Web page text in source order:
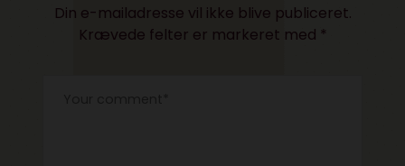
Din e-mailadresse vil ikke blive publiceret.
Krævede felter er markeret med *